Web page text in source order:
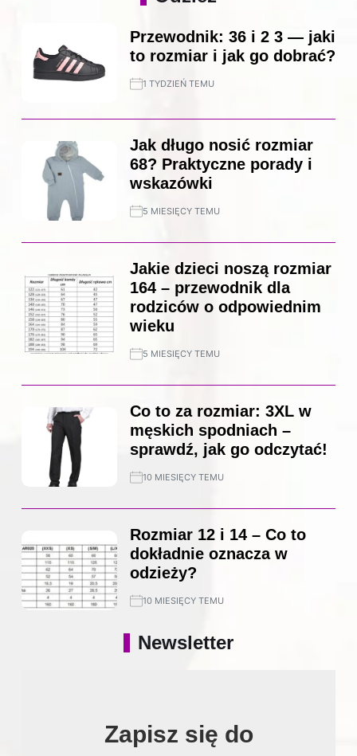
Przewodnik: 36 i 2 3 — jaki
to rozmiar i jak go dobrać?
1 TYDZIEŃ TEMU
Jak długo nosić rozmiar
68? Praktyczne porady i
wskazówki
5 MIESIĘCY TEMU
Jakie dzieci noszą rozmiar
164 – przewodnik dla
rodziców o odpowiednim
wieku
5 MIESIĘCY TEMU
Co to za rozmiar: 3XL w
męskich spodniach –
sprawdź, jak go odczytać!
10 MIESIĘCY TEMU
Rozmiar 12 i 14 – Co to
dokładnie oznacza w
odzieży?
10 MIESIĘCY TEMU
Newsletter
Zapisz się do